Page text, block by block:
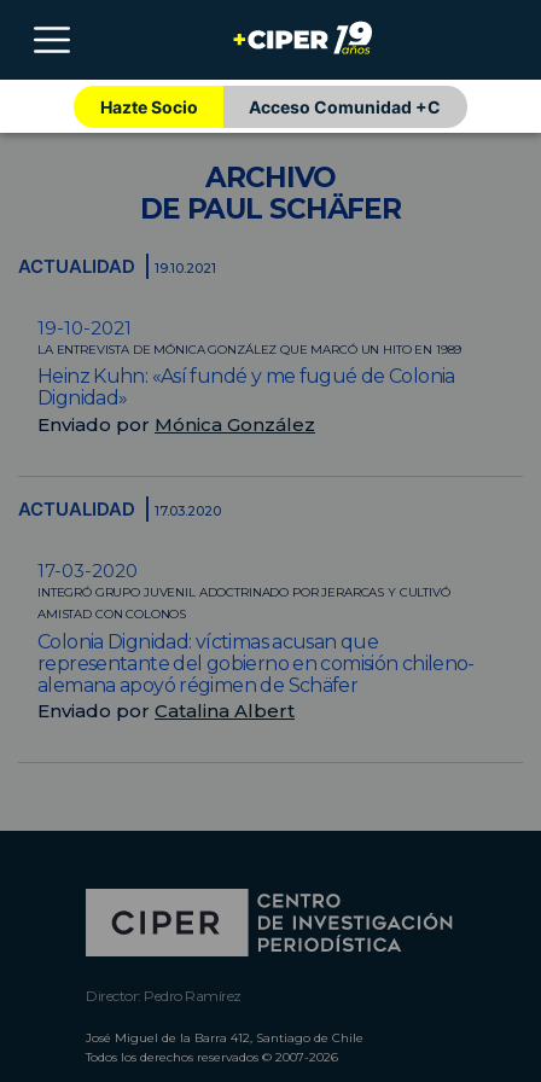
Hazte Socio Acceso Comunidad +C
ARCHIVO
DE PAUL SCHÄFER
ACTUALIDAD 19.10.2021
19-10-2021
LA ENTREVISTA DE MÓNICA GONZÁLEZ QUE MARCÓ UN HITO EN 1989
Heinz Kuhn: «Así fundé y me fugué de Colonia
Dignidad»
Enviado por Mónica González
ACTUALIDAD 17.03.2020
17-03-2020
INTEGRÓ GRUPO JUVENIL ADOCTRINADO POR JERARCAS Y CULTIVÓ
AMISTAD CON COLONOS
Colonia Dignidad: víctimas acusan que
representante del gobierno en comisión chileno-
alemana apoyó régimen de Schäfer
Enviado por Catalina Albert
Director: Pedro Ramírez
José Miguel de la Barra 412, Santiago de Chile
Todos los derechos reservados © 2007-2026